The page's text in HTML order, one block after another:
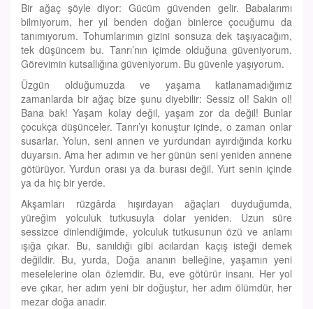
Bir ağaç şöyle diyor: Gücüm güvenden gelir. Babalarımı
bilmiyorum, her yıl benden doğan binlerce çocuğumu da
tanımıyorum. Tohumlarımın gizini sonsuza dek taşıyacağım,
tek düşüncem bu. Tanrı’nın içimde olduğuna güveniyorum.
Görevimin kutsallığına güveniyorum. Bu güvenle yaşıyorum.
Üzgün olduğumuzda ve yaşama katlanamadığımız
zamanlarda bir ağaç bize şunu diyebilir: Sessiz ol! Sakin ol!
Bana bak! Yaşam kolay değil, yaşam zor da değil! Bunlar
çocukça düşünceler. Tanrı’yı konuştur içinde, o zaman onlar
susarlar. Yolun, seni annen ve yurdundan ayırdığında korku
duyarsın. Ama her adımın ve her günün seni yeniden annene
götürüyor. Yurdun orası ya da burası değil. Yurt senin içinde
ya da hiç bir yerde.
Akşamları rüzgârda hışırdayan ağaçları duyduğumda,
yüreğim yolculuk tutkusuyla dolar yeniden. Uzun süre
sessizce dinlendiğimde, yolculuk tutkusunun özü ve anlamı
ışığa çıkar. Bu, sanıldığı gibi acılardan kaçış isteği demek
değildir. Bu, yurda, Doğa ananın belleğine, yaşamın yeni
meselelerine olan özlemdir. Bu, eve götürür insanı. Her yol
eve çıkar, her adım yeni bir doğuştur, her adım ölümdür, her
mezar doğa anadır.